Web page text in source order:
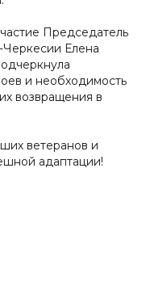
Председатель
Елена
и необходимость
возвращения в
ветеранов и
адаптации!